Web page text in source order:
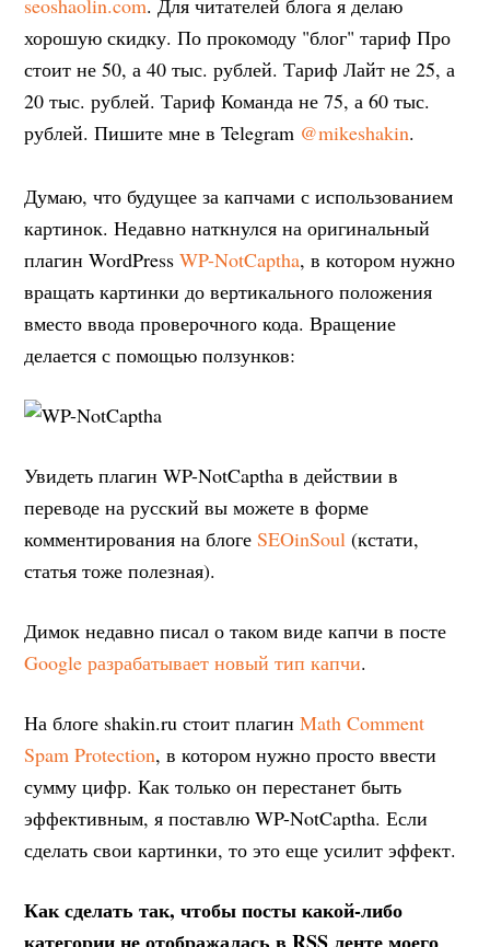
seoshaolin.com. Для читателей блога я делаю
хорошую скидку. По прокомоду "блог" тариф Про
стоит не 50, а 40 тыс. рублей. Тариф Лайт не 25, а
20 тыс. рублей. Тариф Команда не 75, а 60 тыс.
рублей. Пишите мне в Telegram @mikeshakin.
Думаю, что будущее за капчами с использованием
картинок. Недавно наткнулся на оригинальный
плагин WordPressWP-NotCaptha, в котором нужно
вращать картинки до вертикального положения
вместо ввода проверочного кода. Вращение
делается с помощью ползунков:
Увидеть плагин WP-NotCaptha в действии в
переводе на русский вы можете в форме
комментирования на блогеSEOinSoul (кстати,
статья тоже полезная).
Димок недавно писал о таком виде капчи в посте
Google разрабатывает новый тип капчи.
На блоге shakin.ru стоит плагинMath Comment
Spam Protection, в котором нужно просто ввести
сумму цифр. Как только он перестанет быть
эффективным, я поставлю WP-NotCaptha. Если
сделать свои картинки, то это еще усилит эффект.
Как сделать так, чтобы посты какой-либо